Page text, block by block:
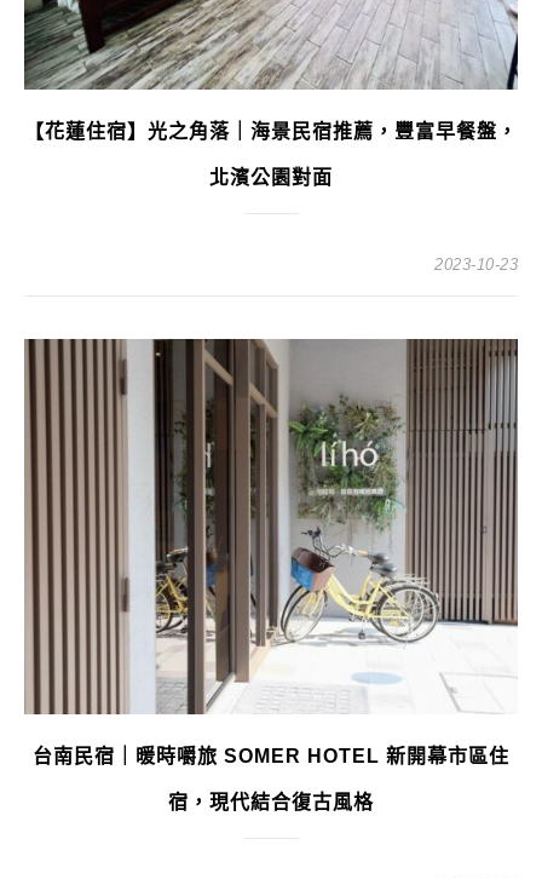
【花蓮住宿】光之角落｜海景民宿推薦，豐富早餐盤，
北濱公園對面
2023-10-23
台南民宿｜暖時嚼旅 SOMER HOTEL 新開幕市區住
宿，現代結合復古風格